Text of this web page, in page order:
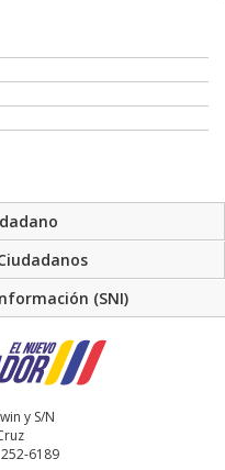
(SNI)
y S/N
6189